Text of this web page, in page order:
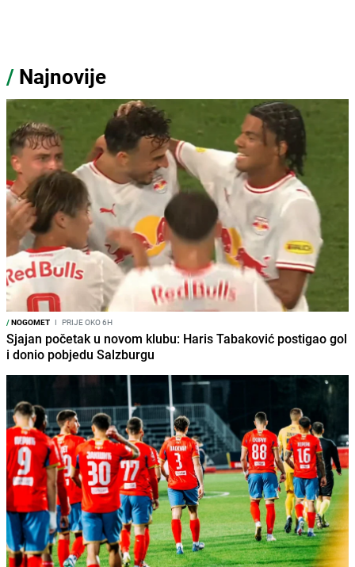
/ Najnovije
/NOGOMET I PRIJE OKO 6H
Sjajan početak u novom klubu: Haris Tabaković postigao gol
i donio pobjedu Salzburgu